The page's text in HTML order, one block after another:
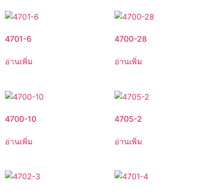
4701-6
อ่านเพิ่ม
4700-28
อ่านเพิ่ม
4700-10
อ่านเพิ่ม
4705-2
อ่านเพิ่ม